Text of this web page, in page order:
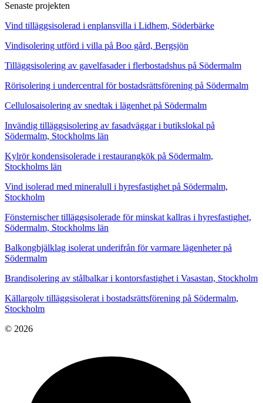
Senaste projekten
Vind tilläggsisolerad i enplansvilla i Lidhem, Söderbärke
Vindisolering utförd i villa på Boo gård, Bergsjön
Tilläggsisolering av gavelfasader i flerbostadshus på Södermalm
Rörisolering i undercentral för bostadsrättsförening på Södermalm
Cellulosaisolering av snedtak i lägenhet på Södermalm
Invändig tilläggsisolering av fasadväggar i butikslokal på
Södermalm, Stockholms län
Kylrör kondensisolerade i restaurangkök på Södermalm,
Stockholms län
Vind isolerad med mineralull i hyresfastighet på Södermalm,
Stockholm
Fönsternischer tilläggsisolerade för minskat kallras i hyresfastighet,
Södermalm, Stockholms län
Balkongbjälklag isolerat underifrån för varmare lägenheter på
Södermalm
Brandisolering av stålbalkar i kontorsfastighet i Vasastan, Stockholm
Källargolv tilläggsisolerat i bostadsrättsförening på Södermalm,
Stockholm
© 2026